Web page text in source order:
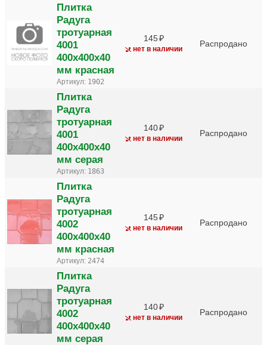
Плитка
Радуга
тротуарная
4001
400х400х40
мм красная
Артикул: 1902
145
нет в наличии
Распродано
Плитка
Радуга
тротуарная
4001
400х400х40
мм серая
Артикул: 1863
140
нет в наличии
Распродано
Плитка
Радуга
тротуарная
4002
400х400х40
мм красная
Артикул: 2474
145
нет в наличии
Распродано
Плитка
Радуга
тротуарная
4002
400х400х40
мм серая
140
нет в наличии
Распродано